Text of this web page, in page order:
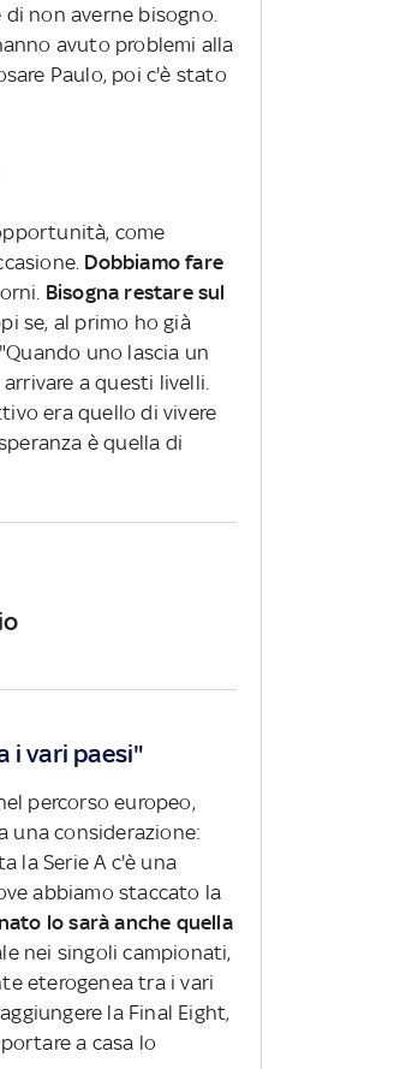
non averne bisogno.
avuto problemi alla
Paulo, poi c'è stato
come
Dobbiamo fare
Bisogna restare sul
se, al primo ho già
uno lascia un
a questi livelli.
era quello di vivere
è quella di
i vari paesi"
percorso europeo,
una considerazione:
la Serie A c'è una
abbiamo staccato la
lo sarà anche quella
nei singoli campionati,
eterogenea tra i vari
la Final Eight,
a casa lo